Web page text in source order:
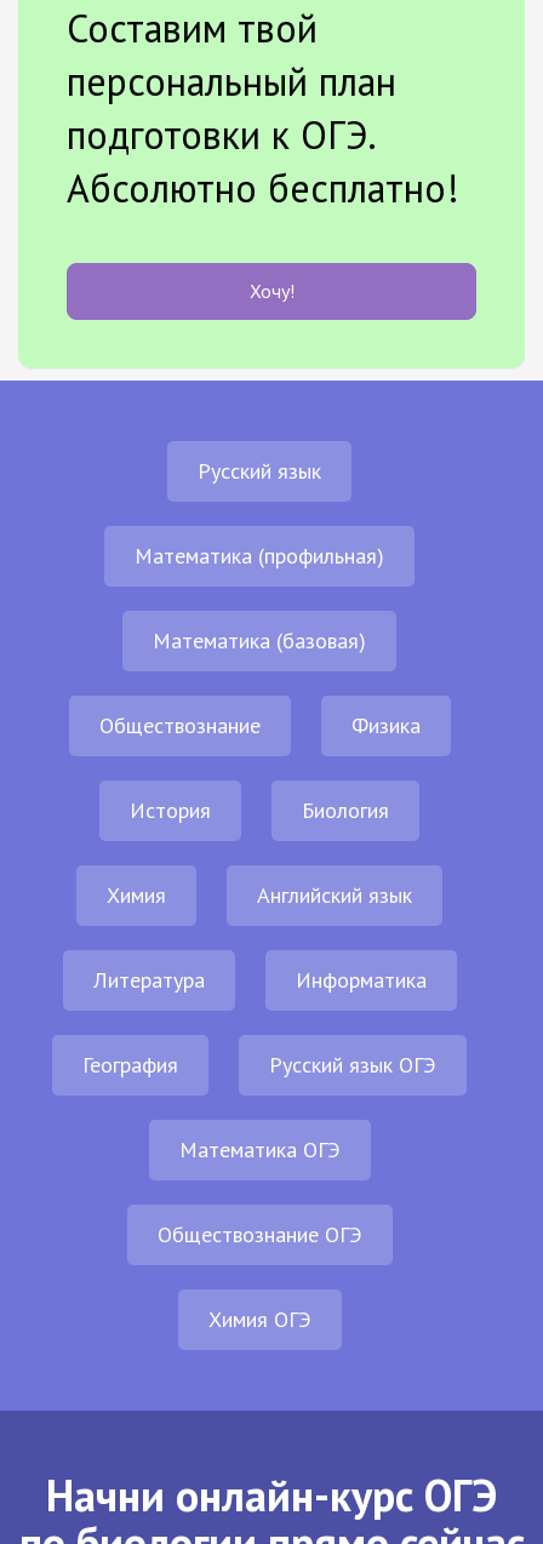
Составим твой
персональный план
подготовки к ОГЭ.
Абсолютно бесплатно!
Хочу!
Русский язык
Математика (профильная)
Математика (базовая)
Обществознание Физика
История Биология
Химия Английский язык
Литература Информатика
География Русский язык ОГЭ
Математика ОГЭ
Обществознание ОГЭ
Химия ОГЭ
Начни онлайн-курс ОГЭ